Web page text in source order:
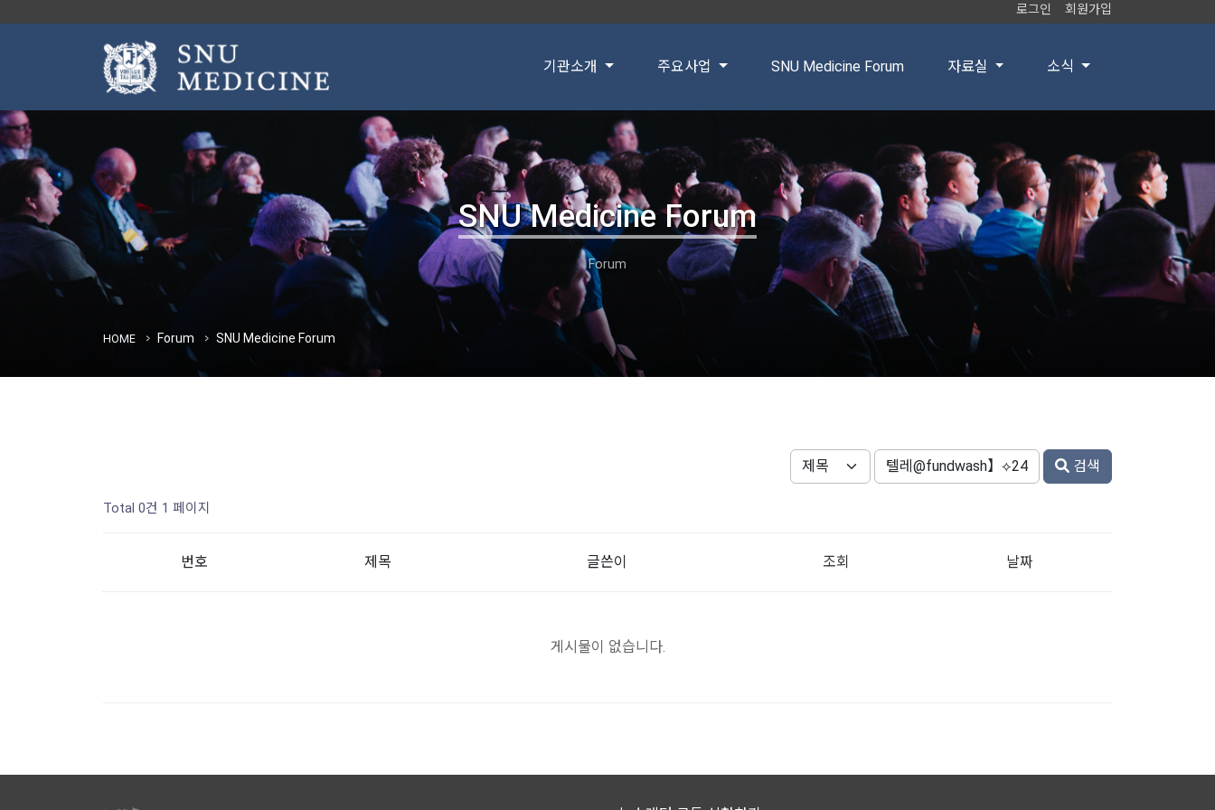
로그인 회원가입
기관소개 주요사업 SNU Medicine Forum 자료실 소식
SNU Medicine Forum
HOME Forum SNU Medicine Forum
검색
Total 0건 1 페이지
번호 제목 글쓴이 조회 날짜
게시물이 없습니다.